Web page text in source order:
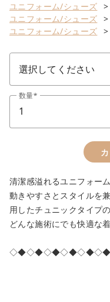
ユニフォーム/シューズ
ユニフォーム/シューズ
ユニフォーム/シューズ
数量
カー
清潔感溢れるユニフォー
動きやすさとスタイルを
用したチュニックタイプ
どんな施術にでも快適な